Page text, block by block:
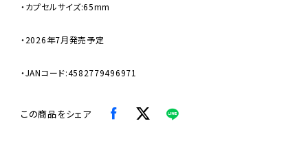
・カプセルサイズ:65mm
・2026年7月発売予定
・JANコード:4582779496971
この商品をシェア